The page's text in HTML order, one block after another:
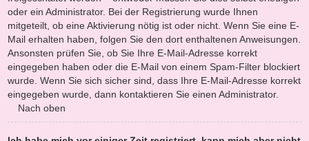
oder ein Administrator. Bei der Registrierung wurde Ihnen
mitgeteilt, ob eine Aktivierung nötig ist oder nicht. Wenn Sie eine E-
Mail erhalten haben, folgen Sie den dort enthaltenen Anweisungen.
Ansonsten prüfen Sie, ob Sie Ihre E-Mail-Adresse korrekt
eingegeben haben oder die E-Mail von einem Spam-Filter blockiert
wurde. Wenn Sie sich sicher sind, dass Ihre E-Mail-Adresse korrekt
eingegeben wurde, dann kontaktieren Sie einen Administrator.
Nach oben